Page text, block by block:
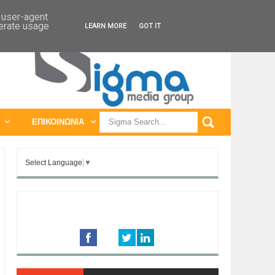
ΠΑΓΚΟΣΜΙΕΣ ΕΚΘΕΣΕΙΣ
ΕΠΙΚΟΙΝΩΝΙΑ
Select Language ▼
agent
usage LEARN MORE GOT IT